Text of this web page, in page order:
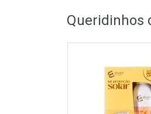
Queridinhos